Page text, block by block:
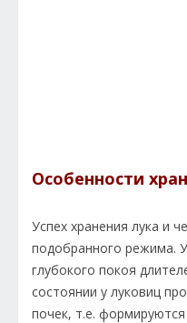
Особенности
Успех хранения лука и
подобранного режима.
глубокого покоя
состоянии у луковиц
почек, т.е.